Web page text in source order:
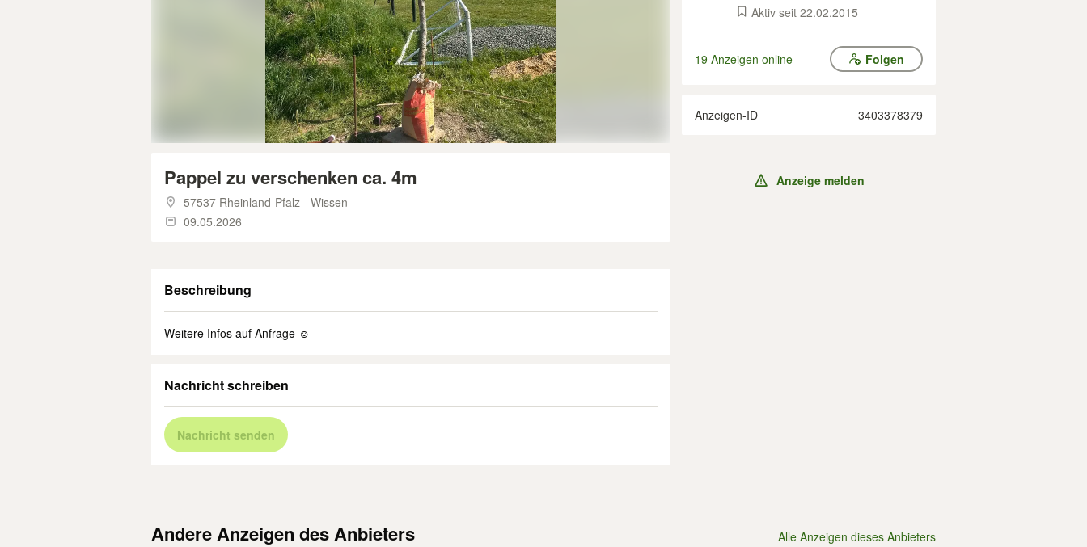
Pappel zu verschenken ca. 4m
57537 Rheinland-Pfalz - Wissen
09.05.2026
Beschreibung
Weitere Infos auf Anfrage ☺️
Nachricht schreiben
Nachricht senden
Aktiv seit 22.02.2015
19 Anzeigen online Folgen
Anzeigen-ID 3403378379
Anzeige melden
Andere Anzeigen des Anbieters Alle Anzeigen dieses Anbieters